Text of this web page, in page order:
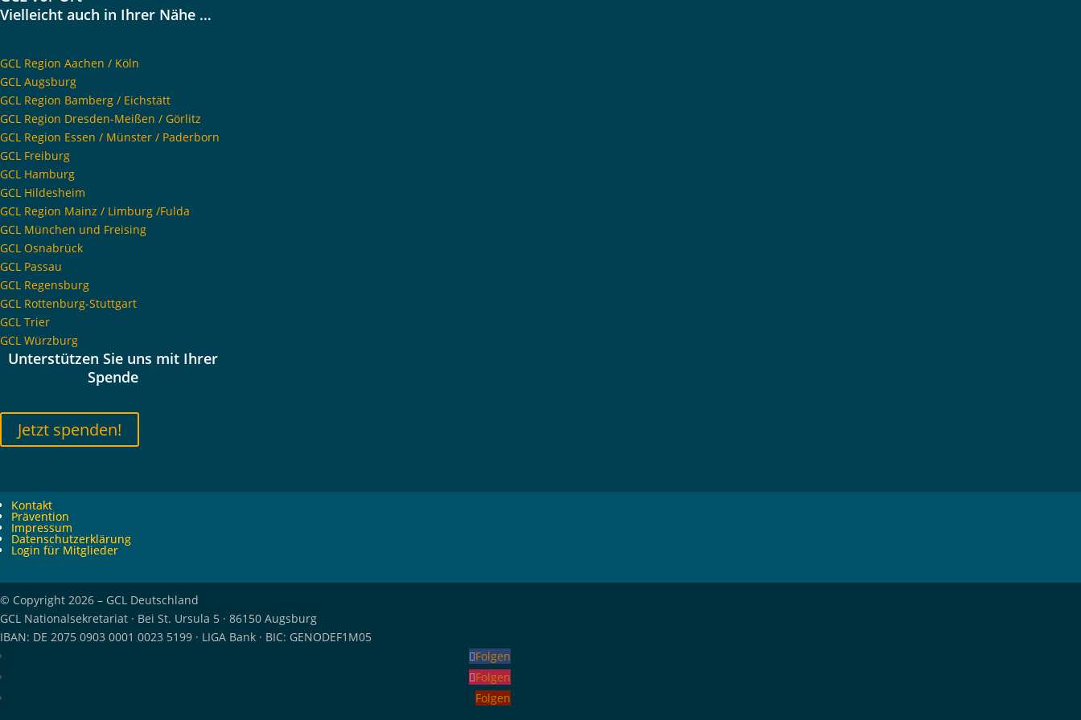
Vielleicht auch in Ihrer Nähe …
GCL Region Aachen / Köln
GCL Augsburg
GCL Region Bamberg / Eichstätt
GCL Region Dresden-Meißen / Görlitz
GCL Region Essen / Münster / Paderborn
GCL Freiburg
GCL Hamburg
GCL Hildesheim
GCL Region Mainz / Limburg /Fulda
GCL München und Freising
GCL Osnabrück
GCL Passau
GCL Regensburg
GCL Rottenburg-Stuttgart
GCL Trier
GCL Würzburg
Unterstützen Sie uns mit Ihrer
Spende
Jetzt spenden!
Kontakt
Prävention
Impressum
Datenschutzerklärung
Login für Mitglieder
© Copyright 2026 – GCL Deutschland
GCL Nationalsekretariat · Bei St. Ursula 5 · 86150 Augsburg
IBAN: DE 2075 0903 0001 0023 5199 · LIGA Bank · BIC: GENODEF1M05
Folgen
Folgen
Folgen